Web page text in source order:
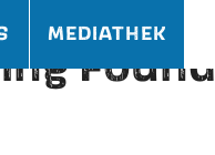
MEDIATHEK
Found